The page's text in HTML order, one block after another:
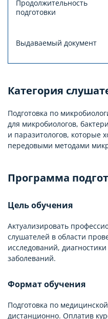
Продолжительность
подготовки
Выдаваемый документ
Категория
Подготовка по
для микробиологов,
и паразитологов, которые
передовыми методами
Программа
Цель обучения
Актуализировать
слушателей в области
исследований,
заболеваний.
Формат обучения
Подготовка по
дистанционно. Оплатив